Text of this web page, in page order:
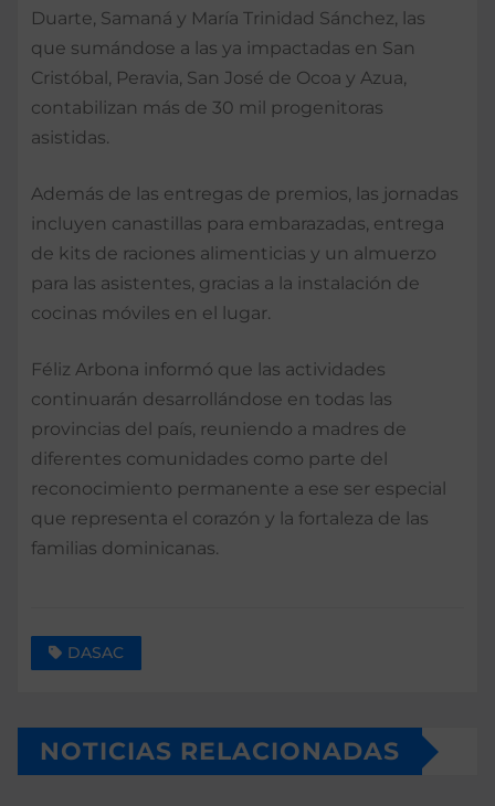
Duarte, Samaná y María Trinidad Sánchez, las
que sumándose a las ya impactadas en San
Cristóbal, Peravia, San José de Ocoa y Azua,
contabilizan más de 30 mil progenitoras
asistidas.
Además de las entregas de premios, las jornadas
incluyen canastillas para embarazadas, entrega
de kits de raciones alimenticias y un almuerzo
para las asistentes, gracias a la instalación de
cocinas móviles en el lugar.
Féliz Arbona informó que las actividades
continuarán desarrollándose en todas las
provincias del país, reuniendo a madres de
diferentes comunidades como parte del
reconocimiento permanente a ese ser especial
que representa el corazón y la fortaleza de las
familias dominicanas.
DASAC
NOTICIAS RELACIONADAS